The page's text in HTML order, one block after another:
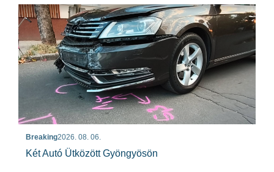
Breaking2026. 08. 06.
Két Autó Ütközött Gyöngyösön